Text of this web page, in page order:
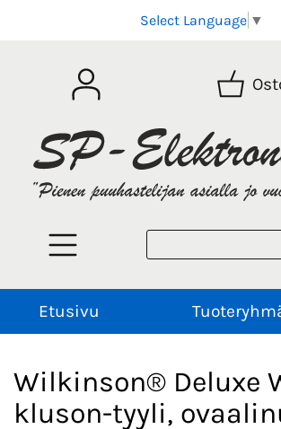
Select Language ▼
Etusivu
Wilkinson® Deluxe
kluson-tyyli,